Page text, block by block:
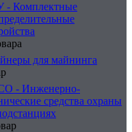
- Комплектные
для майнинга
- Инженерно-
средства охраны